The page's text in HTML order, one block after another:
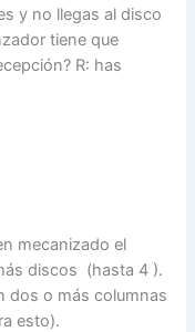
y no llegas al disco
tiene que
R: has
mecanizado el
discos (hasta 4 ).
dos o más columnas
esto).